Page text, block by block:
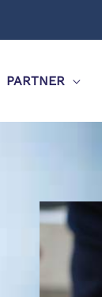
PARTNER